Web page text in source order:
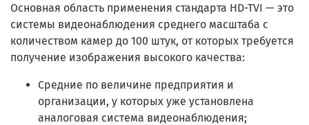
Основная область применения стандарта HD-TVI — это
системы видеонаблюдения среднего масштаба с
количеством камер до 100 штук, от которых требуется
получение изображения высокого качества:
Средние по величине предприятия и
организации, у которых уже установлена
аналоговая система видеонаблюдения;